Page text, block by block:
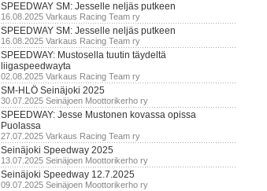
SPEEDWAY SM: Jesselle neljäs putkeen
16.08.2025 Varkaus Racing Team ry
SPEEDWAY SM: Jesselle neljäs putkeen
16.08.2025 Varkaus Racing Team ry
SPEEDWAY: Mustosella tuutin täydeltä
liigaspeedwayta
02.08.2025 Varkaus Racing Team ry
SM-HLÖ Seinäjoki 2025
30.07.2025 Seinäjoen Moottorikerho ry
SPEEDWAY: Jesse Mustonen kovassa opissa
Puolassa
27.07.2025 Varkaus Racing Team ry
Seinäjoki Speedway 2025
13.07.2025 Seinäjoen Moottorikerho ry
Seinäjoki Speedway 12.7.2025
09.07.2025 Seinäjoen Moottorikerho ry